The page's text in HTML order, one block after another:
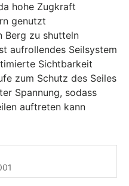
hohe Zugkraft
genutzt
Berg zu shutteln
aufrollendes Seilsystem
Sichtbarkeit
zum Schutz des Seiles
Spannung, sodass
auftreten kann